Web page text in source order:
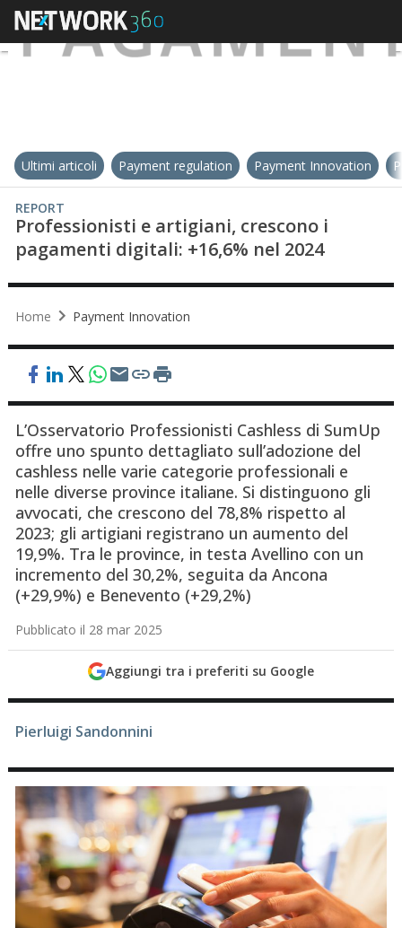
Ultimi articoli Payment regulation Payment Innovation
REPORT
Professionisti e artigiani, crescono i
pagamenti digitali: +16,6% nel 2024
Home Payment Innovation
L’Osservatorio Professionisti Cashless di SumUp
offre uno spunto dettagliato sull’adozione del
cashless nelle varie categorie professionali e
nelle diverse province italiane. Si distinguono gli
avvocati, che crescono del 78,8% rispetto al
2023; gli artigiani registrano un aumento del
19,9%. Tra le province, in testa Avellino con un
incremento del 30,2%, seguita da Ancona
(+29,9%) e Benevento (+29,2%)
Pubblicato il 28 mar 2025
Aggiungi tra i preferiti su Google
Pierluigi Sandonnini